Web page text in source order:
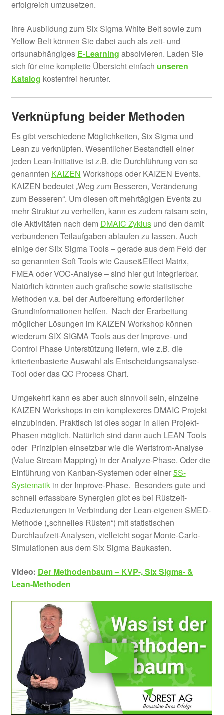
erfolgreich umzusetzen.
Ihre Ausbildung zum Six Sigma White Belt sowie zum
Yellow Belt können Sie dabei auch als zeit- und
ortsunabhängiges E-Learning absolvieren. Laden Sie
sich für eine komplette Übersicht einfach unseren
Katalog kostenfrei herunter.
Verknüpfung beider Methoden
Es gibt verschiedene Möglichkeiten, Six Sigma und
Lean zu verknüpfen. Wesentlicher Bestandteil einer
jeden Lean-Initiative ist z.B. die Durchführung von so
genannten KAIZEN Workshops oder KAIZEN Events.
KAIZEN bedeutet „Weg zum Besseren, Veränderung
zum Besseren“. Um diesen oft mehrtägigen Events zu
mehr Struktur zu verhelfen, kann es zudem ratsam sein,
die Aktivitäten nach dem DMAIC Zyklus und den damit
verbundenen Teilaufgaben ablaufen zu lassen. Auch
einige der SIix Sigma Tools – gerade aus dem Feld der
so genannten Soft Tools wie Cause&Effect Matrix,
FMEA oder VOC-Analyse – sind hier gut integrierbar.
Natürlich könnten auch grafische sowie statistische
Methoden v.a. bei der Aufbereitung erforderlicher
Grundinformationen helfen. Nach der Erarbeitung
möglicher Lösungen im KAIZEN Workshop können
wiederum SIX SIGMA Tools aus der Improve- und
Control Phase Unterstützung liefern, wie z.B. die
kriterienbasierte Auswahl als Entscheidungsanalyse-
Tool oder das QC Process Chart.
Umgekehrt kann es aber auch sinnvoll sein, einzelne
KAIZEN Workshops in ein komplexeres DMAIC Projekt
einzubinden. Praktisch ist dies sogar in allen Projekt-
Phasen möglich. Natürlich sind dann auch LEAN Tools
oder Prinzipien einsetzbar wie die Wertstrom-Analyse
(Value Stream Mapping) in der Analyze-Phase. Oder die
Einführung von Kanban-Systemen oder einer5S-
Systematikin der Improve-Phase. Besonders gute und
schnell erfassbare Synergien gibt es bei Rüstzeit-
Reduzierungen in Verbindung der Lean-eigenen SMED-
Methode („schnelles Rüsten“) mit statistischen
Durchlaufzeit-Analysen, vielleicht sogar Monte-Carlo-
Simulationen aus dem Six Sigma Baukasten.
Video: Der Methodenbaum – KVP-, Six Sigma- &
Lean-Methoden